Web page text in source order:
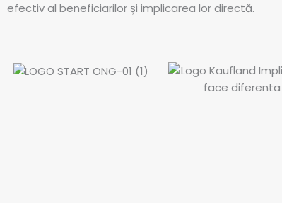
efectiv al beneficiarilor și implicarea lor directă.